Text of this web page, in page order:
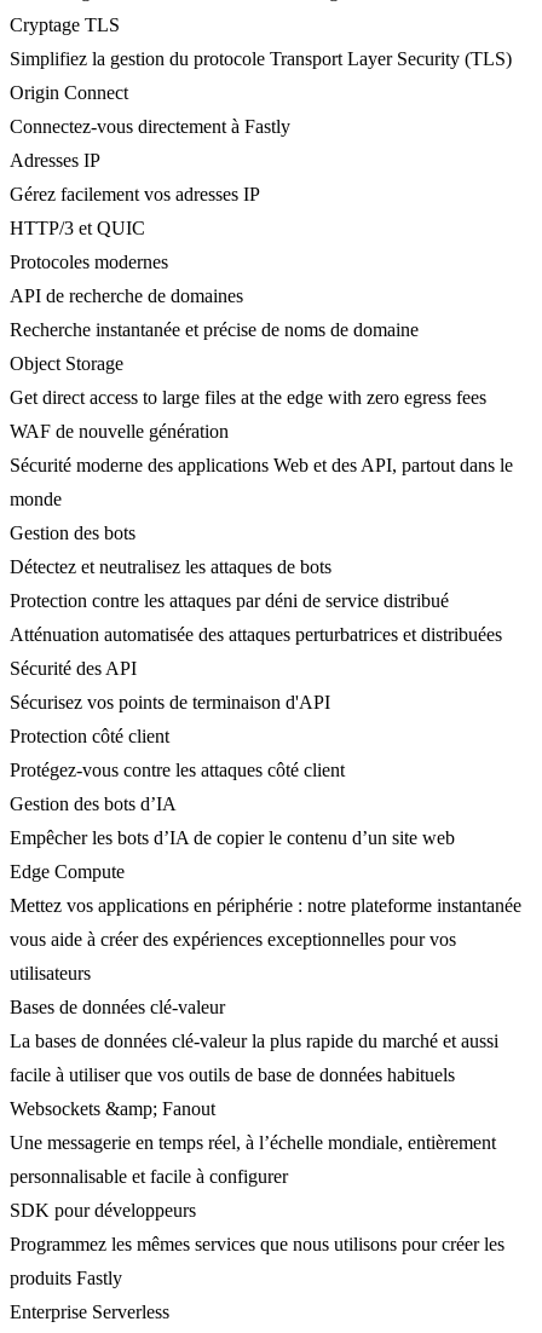
Cryptage TLS
Simplifiez la gestion du protocole Transport Layer Security (TLS)
Origin Connect
Connectez-vous directement à Fastly
Adresses IP
Gérez facilement vos adresses IP
HTTP/3 et QUIC
Protocoles modernes
API de recherche de domaines
Recherche instantanée et précise de noms de domaine
Object Storage
Get direct access to large files at the edge with zero egress fees
WAF de nouvelle génération
Sécurité moderne des applications Web et des API, partout dans le
monde
Gestion des bots
Détectez et neutralisez les attaques de bots
Protection contre les attaques par déni de service distribué
Atténuation automatisée des attaques perturbatrices et distribuées
Sécurité des API
Sécurisez vos points de terminaison d'API
Protection côté client
Protégez-vous contre les attaques côté client
Gestion des bots d’IA
Empêcher les bots d’IA de copier le contenu d’un site web
Edge Compute
Mettez vos applications en périphérie : notre plateforme instantanée
vous aide à créer des expériences exceptionnelles pour vos
utilisateurs
Bases de données clé-valeur
La bases de données clé-valeur la plus rapide du marché et aussi
facile à utiliser que vos outils de base de données habituels
Websockets &amp; Fanout
Une messagerie en temps réel, à l’échelle mondiale, entièrement
personnalisable et facile à configurer
SDK pour développeurs
Programmez les mêmes services que nous utilisons pour créer les
produits Fastly
Enterprise Serverless